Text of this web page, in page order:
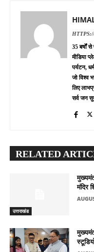
35 बर्षों
मीडिया
पर्यटन,
जो विश्व
लिए
सर्व जन
RELATED
उत्तराखंड
मंदिर